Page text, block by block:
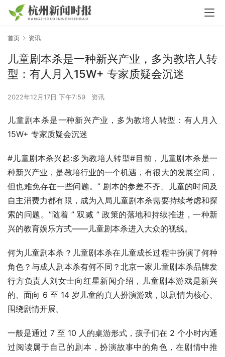
首页 资讯
儿童剧本杀是一种新兴产业，多为教培人转
型：有人月入15W+ 专家质疑会沉迷
2022年12月17日 下午7:59 资讯
儿童剧本杀是一种新兴产业，多为教培人转型：有人月入
15W+ 专家质疑会沉迷
#儿童剧本杀兴起:多为教培人转型#目前，儿童剧本杀是一
种新兴产业，是教培行业的一个机遇，有很大的发展空间，
但也难免存在一些问题。” 剧本的参差不齐、儿童的时间及
自主消费力都有限，成为入局儿童剧本杀需要持续考虑和探
索的问题。”随着 ” 双减 ” 政策的落地和持续推进，一种新
兴的教育娱乐方式——儿童剧本杀进入大众的视线。
何为儿童剧本杀？儿童剧本杀在儿童成长过程中扮演了何种
角色？与成人剧本杀有何不同？北京一家儿童剧本杀品牌发
行方负责人刘女士向红星新闻介绍，儿童剧本游戏是新兴
的、面向 6 至 14 岁儿童的真人扮演游戏，以剧情为核心、
围绕剧情开展。
一般是通过 7 至 10 人的桌游形式，孩子们在 2 个小时内通
过阅读属于自己的剧本，扮演故事中的角色，在剧情中推